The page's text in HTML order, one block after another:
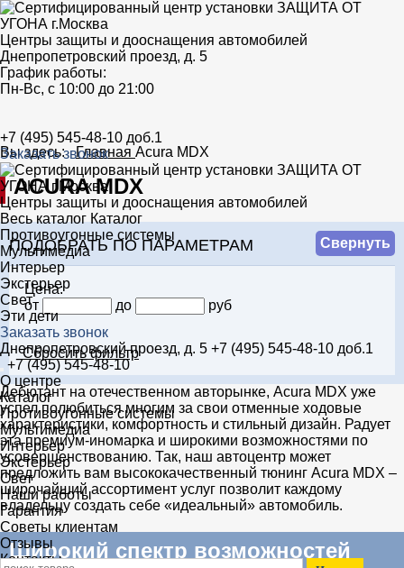
Центры защиты и дооснащения автомобилей
Днепропетровский проезд, д. 5
График работы:
Пн-Вс, с 10:00 до 21:00
+7 (495) 545-48-10 доб.1
Заказать звонок
Центры защиты и дооснащения автомобилей
Весь каталог Каталог
Противоугонные системы
Мультимедиа
Интерьер
Экстерьер
Свет
Эти дети
Заказать звонок
Днепропетровский проезд, д. 5 +7 (495) 545-48-10 доб.1
+7 (495) 545-48-10
О центре
Каталог
Противоугонные системы
Мультимедиа
Интерьер
Экстерьер
Свет
Наши работы
Гарантия
Советы клиентам
Отзывы
Контакты
Вы здесь:Главная Acura MDX
ACURA MDX
ПОДОБРАТЬ ПО ПАРАМЕТРАМ Свернуть
Цена:
от
до руб
Сбросить фильтр
Дебютант на отечественном авторынке, Acura MDX уже
успел полюбиться многим за свои отменные ходовые
характеристики, комфортность и стильный дизайн. Радует
эта премиум-иномарка и широкими возможностями по
усовершенствованию. Так, наш автоцентр может
предложить вам высококачественный тюнинг Acura MDX –
широчайший ассортимент услуг позволит каждому
владельцу создать себе «идеальный» автомобиль.
Широкий спектр возможностей